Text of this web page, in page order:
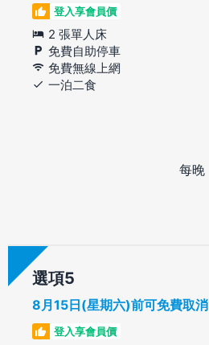
登入享會員價
2 張單人床
免費自助停車
免費無線上網
一泊二食
每晚
選項
8月15日(星期六)前可免費取消
登入享會員價